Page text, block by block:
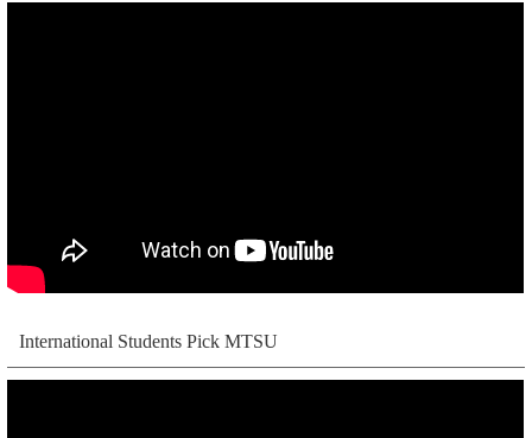
International Students Pick MTSU